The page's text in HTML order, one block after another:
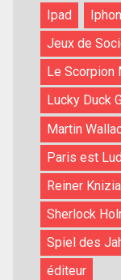
Ipad
Jeux de
Le Scorpion
Lucky Duck
Martin
Paris est
Reiner Knizia
Sherlock
Spiel des
éditeur